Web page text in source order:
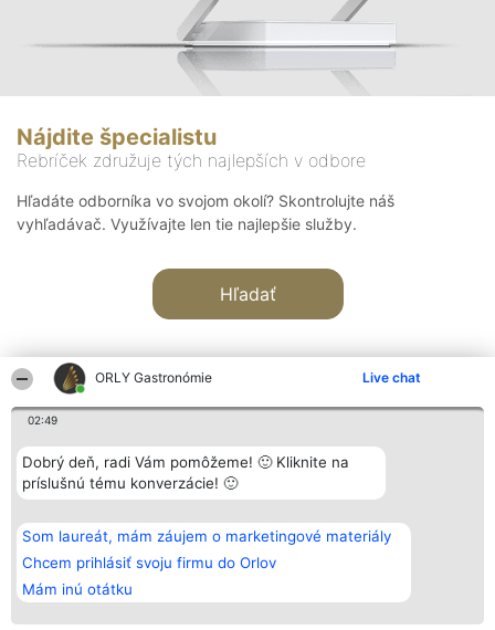
ORLY Gastronómie Live chat
02:49
Dobrý deň, radi Vám pomôžeme! 🙂 Kliknite na
príslušnú tému konverzácie! 🙂
Som laureát, mám záujem o marketingové materiály
Chcem prihlásiť svoju firmu do Orlov
Mám inú otátku
Nájdite špecialistu
Rebríček združuje tých najlepších v odbore
Hľadáte odborníka vo svojom okolí? Skontrolujte náš
vyhľadávač. Využívajte len tie najlepšie služby.
Hľadať
Organizátor hodnotenia
Bright Side Solutions sp. z o.
o. sp. k.
Wrocław 50-079
KRS 0000749100 | Regon
381313360 | NIP 8943132676
+48 508 492 400
Hodnotenie
Laureáti
Lista
Laureatów
Podmienky
Obchodné
podmienky
ochrany
Kontakt
Kontakt